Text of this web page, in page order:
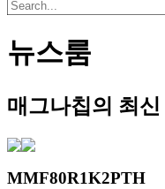
뉴스룸
매그나칩의 최
MMF80R1K2PTH